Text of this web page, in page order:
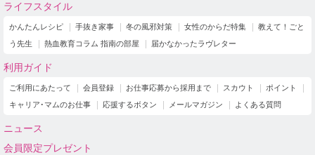
ライフスタイル
かんたんレシピ 手抜き家事 冬の風邪対策 女性のからだ特集
教えて！ごと
う先生
熱血教育コラム 指南の部屋 届かなかったラヴレター
利用ガイド
ご利用にあたって 会員登録 お仕事応募から採用まで スカウト
ポイント
キャリア･マムのお仕事
応援するボタン メールマガジン よくある質問
ニュース
会員限定プレゼント